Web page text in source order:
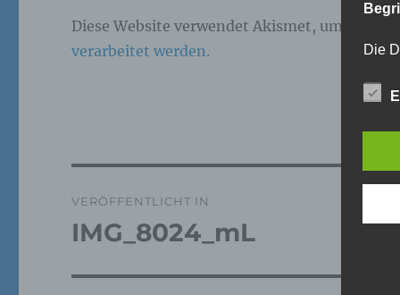
Diese Website verwendet Akismet, um Spam
verarbeitet werden.
VERÖFFENTLICHT IN
IMG_8024_mL
Die
dies
Wir